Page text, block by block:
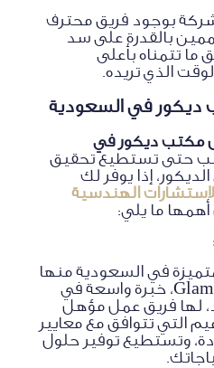
بوجود فريق محترف
بالقدرة على سد
ما تتمناه بأعلى
الذي تريده.
ديكور في السعودية
مكتب ديكور في
حتى تستطيع تحقيق
إذا يوفر لك
الهندسية
ما يلي:
في السعودية منها
شركة جلاموريس Glamorous، خبرة واسعة في
لها فريق عمل مؤهل
التي تتوافق مع معايير
وتستطيع توفير حلول